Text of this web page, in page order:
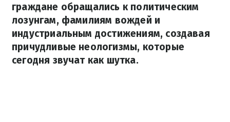
граждане обращались к политическим
лозунгам, фамилиям вождей и
индустриальным достижениям, создавая
причудливые неологизмы, которые
сегодня звучат как шутка.